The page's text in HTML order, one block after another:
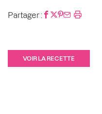
Partager :
VOIR LA RECETTE